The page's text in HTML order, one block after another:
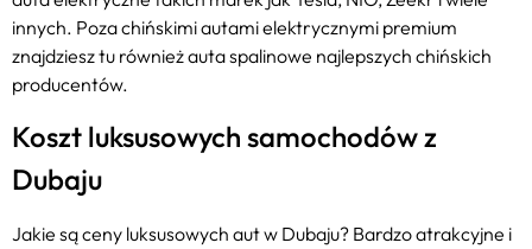
innych. Poza chińskimi autami elektrycznymi premium
znajdziesz tu również auta spalinowe najlepszych chińskich
producentów.
Koszt luksusowych samochodów z
Dubaju
Jakie są ceny luksusowych aut w Dubaju? Bardzo atrakcyjne i